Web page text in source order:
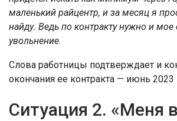
маленький райцентр, и за месяц я
найду. Ведь по контракту нужно и мое
увольнение.
Слова работницы подтверждает и
окончания ее контракта — июнь 2023
Ситуация 2. «Меня